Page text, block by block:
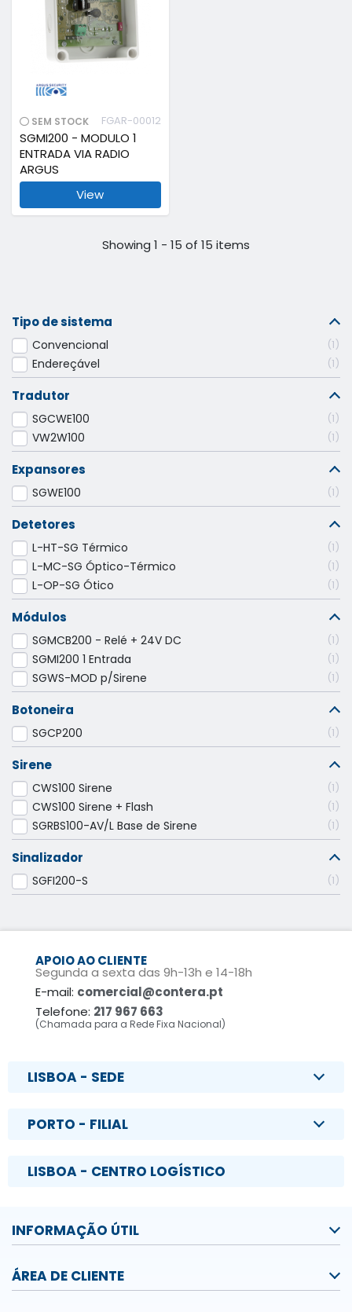
SEM STOCK FGAR-00012
SGMI200 - MODULO 1
ENTRADA VIA RADIO
ARGUS
View
Showing 1 - 15 of 15 items
Tipo de sistema
Convencional 1
Endereçável 1
Tradutor
SGCWE100 1
VW2W100 1
Expansores
SGWE100 1
Detetores
L-HT-SG Térmico 1
L-MC-SG Óptico-Térmico 1
L-OP-SG Ótico 1
Módulos
SGMCB200 - Relé + 24V DC 1
SGMI200 1 Entrada 1
SGWS-MOD p/Sirene 1
Botoneira
SGCP200 1
Sirene
CWS100 Sirene 1
CWS100 Sirene + Flash 1
SGRBS100-AV/L Base de Sirene 1
Sinalizador
SGFI200-S 1
APOIO AO CLIENTE
Segunda a sexta das 9h-13h e 14-18h
E-mail: comercial@contera.pt
Telefone: 217 967 663
(Chamada para a Rede Fixa Nacional)
LISBOA - SEDE
PORTO - FILIAL
LISBOA - CENTRO LOGÍSTICO
INFORMAÇÃO ÚTIL
ÁREA DE CLIENTE